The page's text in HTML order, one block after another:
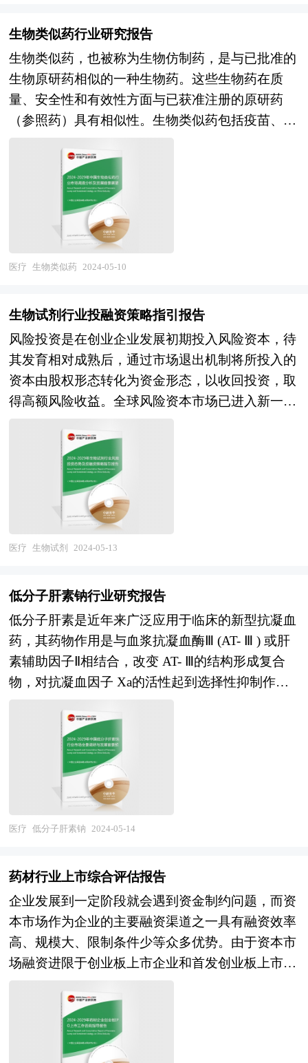
良好的信任和合作关系；形成有利于技术创新和制
度创新的环境，创新的“产业空气”浓厚；形成被广
泛认可的价值观和理念，从而构建区域文化。而产
业园区恰恰有利于这些条件的形成，如政府对与园
区进行整体规划和科学管理，在企业引进上就考虑
到产业的配套和企业的联系等。目前，大多产业园
区是指由政府或企业为实现产业发展目标而创立的
特殊区位环境。 产业园区的一般特征是大量企业
在一定区域的集中。但是，企业在地理位置上的集
中和公共物品的共享并不必然产生聚集效应。产业
园区的发展有赖于园内企业的产业关联性或者业务
关联所形成的协同效应。当共享行为对成本状况与
势。但是，协同效应是在一定支撑条件下产生的，
它是由组织结构而不是技术或企业规模决定的。产
业关联性以及源于共同利益的相互依附和相互信任
是最基本的条件。因此产业园区发展必须从产业组
织形式着手，去寻找有效途径。产业集群作为实现
企业间有效协作的组织形式，是推动园区发展的必
然选择。对于产业园区来说，产业集群是一种系统
性的发展理念，无论是改善现有的招商环境和创新
环境，还是在招商引资工作中，都要从加强产业联
系出发，并以提高区域竞争力、发展有国际竞争力
的产业为指导思想。在有条件的产业园区，及时地
实行产业联系推动战略，并转化为实际的对策措
施，将会推动园区进一步发展。 从目前的地方经
济发展的引擎，带动着区域整体实力提升。但是不
容忽视的是由于产业地产开发及运营刚处于起步阶
段，开发企业和运营商的经验不足，加之在开发过
程中会面临地方政府的干预，容易出现过度追求税
收、缺乏对园区系统科学的专业规划、吸引追求低
聚效应差、土地利用效率偏低、企业同质化竞争严
重、忽视构建产业环境、配套不平衡、产业带动作
用不明显等诸多问题。 本研究咨询报告由中研普
华咨询公司领衔撰写，在大量周密的市场调研基础
上，主要依据了国家统计局、国家海关总署、国家
商务部、国家财政部、国务院发展研究中心、中国
公布和提供的大量资料，对我国康复医院产业园发
展情况、发展趋势及其所面临的问题等进行了分
析，对康复医院产业园投资、招商等方面进行了深
入探讨。报告同时还对我国北京、广东等地主要康
复医院产业园的发展概况、发展策略进行了分析，
医院产业园面临的国际市场的竞争与挑战。本报告
内容丰富、翔实，是康复医院产业园相关行业、投
资企业以及相关单位准确了解目前康复医院产业园
为行业中的领头者。 本研究咨询报告由中研普华
咨询公司领衔撰写，在大量周密的市场调研基础
上，主要依据了国家统计局、国家商务部、国家发
改委、国家经济信息中心、国务院发展研究中心、
国家海关总署、全国商业信息中心、中国经济景气
监测中心、中国行业研究网、国内外相关报刊杂志
的基础信息以及EGF原料行业专业研究单位等公布
和提供的大量资料。对我国EGF原料行业的行业现
状、市场各类经营指标的情况、重点企业状况、区
域市场发展情况等内容进行详细的阐述和深入的分
析，着重对EGF原料行业业务的发展进行详尽深入
的分析，并根据EGF原料行业的政策经济发展环境
点，以供投资决策者参考。
厂址及建设工程方案、原辅料供应、工艺技术、设
及风险等的计算和评价；内容详实、严密地论证项
目的可行性和投资的必要性。 本报告主要有以下
几大用途： 1、用于企业融资、对外招商合作 2、
用于国家发展和改革委立项 3、用于银行贷款 4、
用于境外投资项目核准 5、用于企业上市的招股说
明书 6、用于申请政府资金 可行性研究报告是在制
定某一建设或科研项目之前，对该项目实施的可能
性、有效性、技术方案及技术政策进行具体、深
入、细致的技术论证和经济评价，以求确定一个在
技术上合理、经济上合算的最优方案和最佳时机而
写的书面报告。 可行性研究报告主要内容是要求
心，围绕影响项目的各种因素，运用大量的数据资
料论证拟建项目是否可行。对整个可行性研究提出
综合分析评价，指出优缺点和建议。为了结论的需
要，往往还需要加上一些附件，如试验数据、论证
材料、计算图表、附图等，以增强可行性报告的说
服力。 可行性研究是确定建设项目前具有决定性
意义的工作，是在投资决策之前，对拟建项目进行
全面技术经济分析论证的科学方法，在投资管理
中，可行性研究是指对拟建项目有关的自然、社
会、经济、技术等进行调研、分析比较以及预测建
成后的社会经济效益。在此基础上，综合论证项目
建设的必要性，财务的盈利性，经济上的合理性，
行性报告咨询服务分为政府审批核准用可行性研究
报告和融资用可行性研究报告。审批核准用的可行
性研究报告侧重关注项目的社会经济效益和影响；
融资用报告侧重关注项目在经济上是否可行。具体
概括为：政府立项审批，产业扶持，银行贷款，融
作，股份合作、组建公司、征用土地、申请高新技
术企业等各类可行性报告。 《2024-2029年版生物
医药项目可行性研究报告》由中研普华咨询公司领
衔撰写，依托中研普华庞大的细分市场数据库，在
大量周密的市场调研基础上，主要依据了国家统计
局、国家商务部、国家海关总署、生物医药相关行
医药行业的供给与需求状况、市场格局与分布等多
方面进行了分析，并紧密结合项目情况对生物医药
项目投资可行性和未来发展前景进行了研判。通过
对项目的市场需求、资源供应、建设规模、工艺路
线、设备选型、环境影响、资金筹措、盈利能力等
项目经济效益及社会效益进行科学预测，从而为客
户提供全面的、客观的、可靠的项目投资价值评估
及项目建设进程等咨询意见。
生物类似药行业研究报告
生物类似药，也被称为生物仿制药，是与已批准的
生物原研药相似的一种生物药。这些生物药在质
量、安全性和有效性方面与已获准注册的原研药
（参照药）具有相似性。生物类似药包括疫苗、血
液及血液成分、体细胞、基因治疗、组织和重组治
疗性蛋白等多种类型。 本报告由中研普华的资深
专家和研究人员通过长期周密的市场调研，参考国
家统计局、国家商务部、国家发改委、国务院发展
研究中心、行业协会、中国行业研究网、全国及海
外专业研究机构提供的大量权威资料，并对多位业
内资深专家进行深入访谈的基础上，通过与国际同
准确地为您从行业的整体高度来架构分析体系。让
向和发展趋势。 本报告专业！权威！报告根据生
物类似药行业的发展轨迹及多年的实践经验，对中
国生物类似药行业的内外部环境、行业发展现状、
产业链发展状况、市场供需、竞争格局、标杆企
业、发展趋势、机会风险、发展策略与投资建议等
进行了分析，并重点分析了我国生物类似药行业将
面临的机遇与挑战，对生物类似药行业未来的发展
趋势及前景作出审慎分析与预测。是生物类似药企
业、学术科研单位、投资企业准确了解行业最新发
展动态，把握市场机会，正确制定企业发展战略的
必备参考工具，极具参考价值！
医疗 生物类似药 2024-05-10
生物试剂行业投融资策略指引报告
风险投资是在创业企业发展初期投入风险资本，待
其发育相对成熟后，通过市场退出机制将所投入的
资本由股权形态转化为资金形态，以收回投资，取
得高额风险收益。全球风险资本市场已进入新一轮
快速发展的周期。除了成熟投资热点地区外，包括
中国和印度、俄罗斯等新兴热点地区的风险投资市
场发展快速升温。中国的风险投资起步于20世纪80
年代，在市场经济的大潮中，中国的风险投资事业
已经有了较大的发展。随着中国经济持续稳定地高
速增长和资本市场的逐步完善，中国的资本市场在
最近几年呈现出强劲的增长态势，投资于中国市场
本报告由中研普华咨询公司领衔撰写，在大量周密
商务部、国家财政部、中国证券监督管理委员会、
中国风险投资协会、中国风险投资研究院、深圳创
业投资同业公会、北京创业投资协会、上海创业投
资行业协会、生物试剂行业相关协会、中国行业研
究网、国内外相关刊物的基础信息以及各省市相关
统计单位等公布和提供的大量资料。对生物试剂行
业风险投资现状、国际化进程与外资进入、融资渠
道、如何运作风险投资、退出机制及发展趋势等进
行了系统的分析，并重点分析了生物试剂行业风险
投资的主要现存问题、相应对策以及新形势下面临
的机遇与挑战和企业的应对策略等。是风险投资公
前生物试剂行业风险投资业发展动态，把握企业定
位和发展方向不可多得的精品。
医疗 生物试剂 2024-05-13
低分子肝素钠行业研究报告
低分子肝素是近年来广泛应用于临床的新型抗凝血
药，其药物作用是与血浆抗凝血酶Ⅲ (AT- Ⅲ ) 或肝
素辅助因子Ⅱ相结合，改变 AT- Ⅲ的结构形成复合
物，对抗凝血因子 Xa的活性起到选择性抑制作
用，因其分子量小，受血小板因子Ⅳ的抑制作用
小，因而具有抗血栓作用强、生物利用度高、半衰
期长、不需要监测等优点。皮下注射低分子肝素后
30-60min 起效，2h 达到峰值，作用持续约 12h。
在临床上主要用于急性冠脉综合征的抗凝治疗。
相比于普通肝素，低分子肝素钠具有更高的生物利
用度，更长的半衰期以及更小的副作用，在防治血
显示，对患者皮下注射低分子肝素钠容易发生皮下
生皮下血肿硬结、皮肤坏死，而一些患者会由此产
生较大的心理负担，影响疗效。 低分子肝素钠在
RSA中的抗PTS的作用 RSA与PTS存在相关性，
PTS的孕妇血流处于高凝状态，易造成纤维蛋白沉
积于子宫局部组织和胎盘，形成微血栓，使胎盘血
供下降，形成局部梗死灶，胚胎或胎儿在缺血缺氧
的情况下，最终导致流产。标志物D-二聚体可用于
RSA人群原因的筛查，而且随着流产次数的增加，
医疗 低分子肝素钠 2024-05-14
药材行业上市综合评估报告
企业发展到一定阶段就会遇到资金制约问题，而资
本市场作为企业的主要融资渠道之一具有融资效率
高、规模大、限制条件少等众多优势。由于资本市
场融资进限于创业板上市企业和首发创业板上市企
业，企业的创业板上市问题就变得十分关键。 企
业创业板上市有以下好处： 1、创业板上市时及日
后均有机会筹集资金，以获得资本扩展业务； 2、
扩大股东基础，使公司的股票在买卖时有较高的流